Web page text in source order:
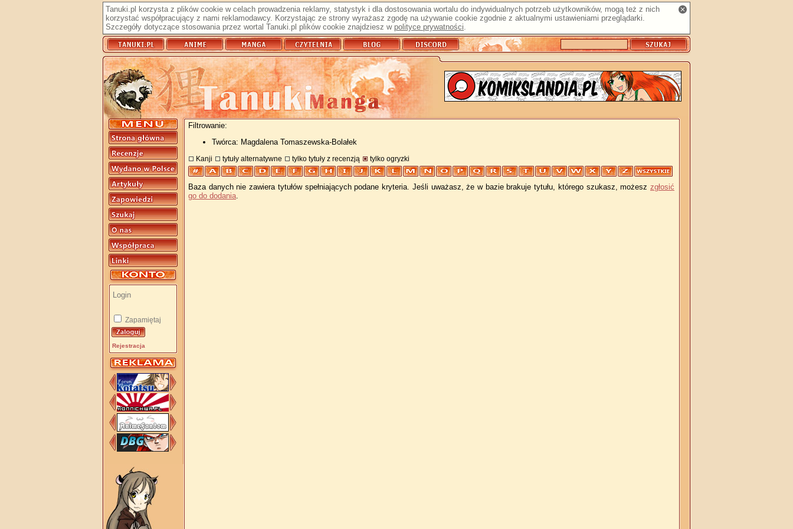
Tanuki.pl korzysta z plików cookie w celach prowadzenia reklamy, statystyk i dla dostosowania wortalu do indywidualnych potrzeb użytkowników, mogą też z nich
korzystać współpracujący z nami reklamodawcy. Korzystając ze strony wyrażasz zgodę na używanie cookie zgodnie z aktualnymi ustawieniami przeglądarki.
Szczegóły dotyczące stosowania przez wortal Tanuki.pl plików cookie znajdziesz w polityce prywatności.
Zapamiętaj
Rejestracja
Filtrowanie:
Twórca: Magdalena Tomaszewska-Bolałek
Kanji tytuły alternatywne tylko tytuły z recenzją tylko ogryzki
Baza danych nie zawiera tytułów spełniających podane kryteria. Jeśli uważasz, że w bazie brakuje tytułu, którego szukasz, możesz zgłosić
go do dodania.